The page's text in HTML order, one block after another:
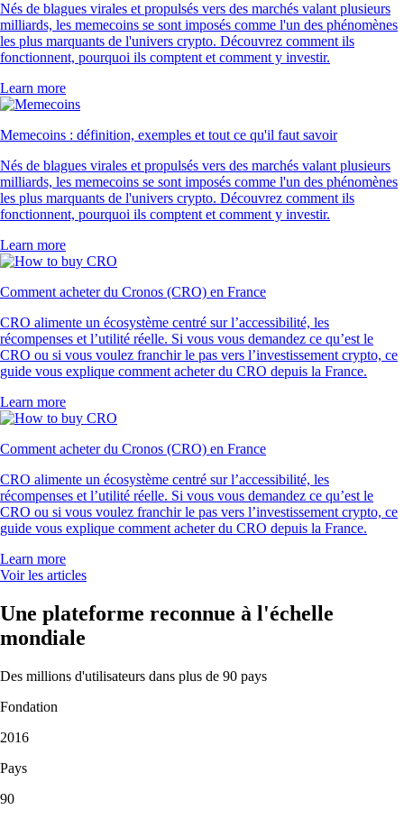
Nés de blagues virales et propulsés vers des marchés valant plusieurs
milliards, les memecoins se sont imposés comme l'un des phénomènes
les plus marquants de l'univers crypto. Découvrez comment ils
fonctionnent, pourquoi ils comptent et comment y investir.
Learn more
Memecoins : définition, exemples et tout ce qu'il faut savoir
Nés de blagues virales et propulsés vers des marchés valant plusieurs
milliards, les memecoins se sont imposés comme l'un des phénomènes
les plus marquants de l'univers crypto. Découvrez comment ils
fonctionnent, pourquoi ils comptent et comment y investir.
Learn more
Comment acheter du Cronos (CRO) en France
CRO alimente un écosystème centré sur l’accessibilité, les
récompenses et l’utilité réelle. Si vous vous demandez ce qu’est le
CRO ou si vous voulez franchir le pas vers l’investissement crypto, ce
guide vous explique comment acheter du CRO depuis la France.
Learn more
Comment acheter du Cronos (CRO) en France
CRO alimente un écosystème centré sur l’accessibilité, les
récompenses et l’utilité réelle. Si vous vous demandez ce qu’est le
CRO ou si vous voulez franchir le pas vers l’investissement crypto, ce
guide vous explique comment acheter du CRO depuis la France.
Learn more
Voir les articles
Une plateforme reconnue à l'échelle
mondiale
Des millions d'utilisateurs dans plus de 90 pays
Fondation
2016
Pays
90